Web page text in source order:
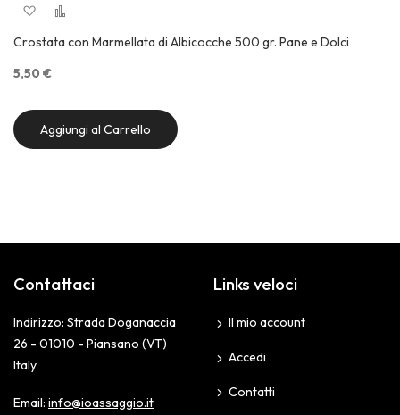
Aggiungi alla lista desideri
Crostata con Marmellata di Albicocche 500 gr. Pane e Dolci
5,50 €
Aggiungi al Carrello
Contattaci
Indirizzo: Strada Doganaccia
26 - 01010 - Piansano (VT)
Italy
Email: info@ioassaggio.it
Links veloci
Il mio account
Accedi
Contatti